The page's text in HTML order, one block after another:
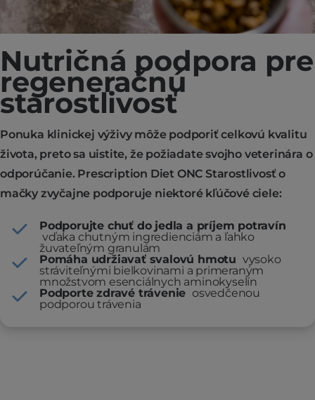
Nutričná podpora pre
regeneračnú
starostlivosť
Ponuka klinickej výživy môže podporiť celkovú kvalitu
života, preto sa uistite, že požiadate svojho veterinára o
odporúčanie. Prescription Diet ONC Starostlivosť o
mačky zvyčajne podporuje niektoré kľúčové ciele:
Podporujte chuť do jedla a príjem potravín
vďaka chutným ingredienciám a ľahko
žuvateľným granulám
Pomáha udržiavať svalovú hmotu vysoko
stráviteľnými bielkovinami a primeraným
množstvom esenciálnych aminokyselín
Podporte zdravé trávenie osvedčenou
podporou trávenia